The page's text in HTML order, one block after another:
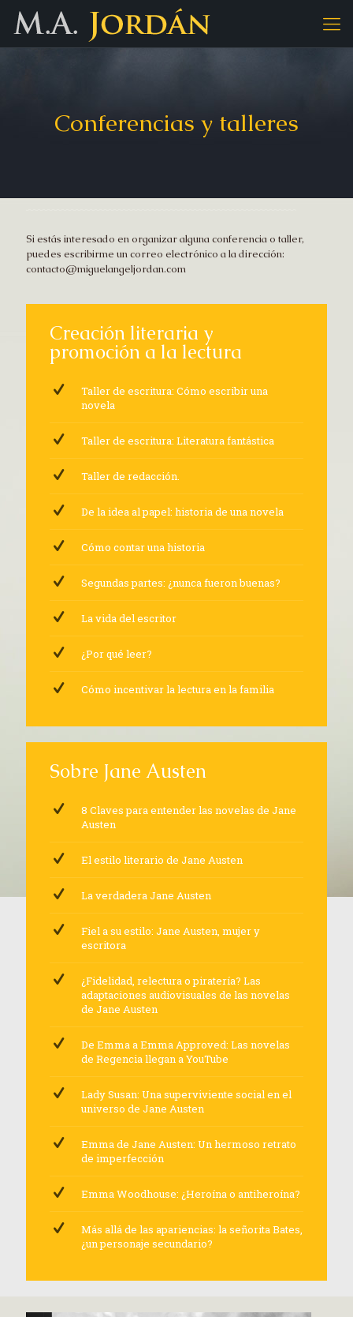
Conferencias y talleres
Si estás interesado en organizar alguna conferencia o taller,
puedes escribirme un correo electrónico a la dirección:
contacto@miguelangeljordan.com
Creación literaria y
promoción a la lectura
Taller de escritura: Cómo escribir una
novela
Taller de escritura: Literatura fantástica
Taller de redacción.
De la idea al papel: historia de una novela
Cómo contar una historia
Segundas partes: ¿nunca fueron buenas?
La vida del escritor
¿Por qué leer?
Cómo incentivar la lectura en la familia
Sobre Jane Austen
8 Claves para entender las novelas de Jane
Austen
El estilo literario de Jane Austen
La verdadera Jane Austen
Fiel a su estilo: Jane Austen, mujer y
escritora
¿Fidelidad, relectura o piratería? Las
adaptaciones audiovisuales de las novelas
de Jane Austen
De Emma a Emma Approved: Las novelas
de Regencia llegan a YouTube
Lady Susan: Una superviviente social en el
universo de Jane Austen
Emma de Jane Austen: Un hermoso retrato
de imperfección
Emma Woodhouse: ¿Heroína o antiheroína?
Más allá de las apariencias: la señorita Bates,
¿un personaje secundario?